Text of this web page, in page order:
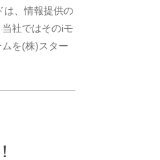
は、情報提供の
社ではそのiモ
を(株)スター